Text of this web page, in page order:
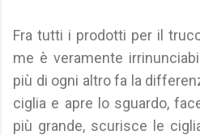
Fra tutti i prodotti per il
me è veramente
più di ogni altro fa la
ciglia e apre lo sguardo,
più grande, scurisce le